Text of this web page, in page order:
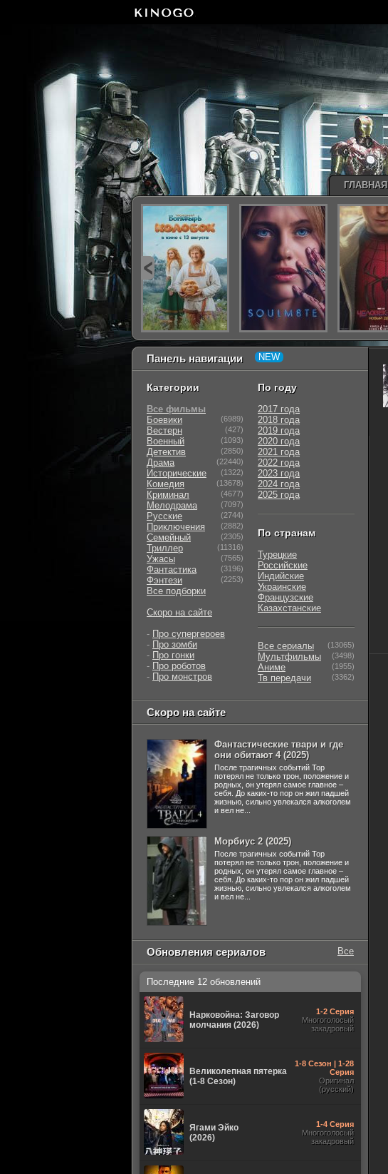
Панель навигации
Категории
Все фильмы
Боевики
(6989)
Вестерн (427)
Военный (1093)
Детектив (2850)
Драма (22440)
Исторические (1322)
Комедия (13678)
Криминал (4677)
Мелодрама (7097)
Русские (2744)
Приключения (2882)
Семейный (2305)
Триллер (11316)
Ужасы (7565)
Фантастика (3196)
Фэнтези (2253)
Все подборки
Скоро на сайте
- Про супергероев
- Про зомби
- Про гонки
- Про роботов
- Про монстров
По году
2017 года
2018 года
2019 года
2020 года
2021 года
2022 года
2023 года
2024 года
2025 года
По странам
Турецкие
Российские
Индийские
Украинские
Французские
Казахстанские
Все сериалы (13065)
Мультфильмы (3498)
Аниме (1955)
Тв передачи (3362)
Скоро на сайте
Фантастические твари и где
они обитают 4 (2025)
После трагичных событий Тор
потерял не только трон, положение и
родных, он утерял самое главное –
себя. До каких-то пор он жил падшей
жизнью, сильно увлекался алкоголем
и вел не...
Морбиус 2 (2025)
После трагичных событий Тор
потерял не только трон, положение и
родных, он утерял самое главное –
себя. До каких-то пор он жил падшей
жизнью, сильно увлекался алкоголем
и вел не...
Обновления сериалов Все
Последние 12 обновлений
Нарковойна: Заговор
молчания (2026)
1-2 Серия
Многоголосый
закадровый
Великолепная пятерка
(1-8 Сезон)
1-8 Сезон | 1-28
Серия
Оригинал
(русский)
Ягами Эйко
(2026)
1-4 Серия
Многоголосый
закадровый
ГЛАВНАЯ